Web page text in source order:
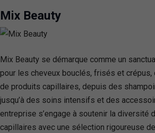
Mix Beauty
Mix Beauty se démarque comme un
pour les cheveux bouclés, frisés et crépus,
de produits capillaires, depuis des
jusqu’à des soins intensifs et des
entreprise s’engage à soutenir la diversité
capillaires avec une sélection rigoureuse